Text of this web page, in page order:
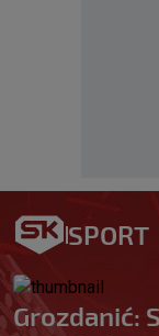
SPORT
Grozdanić: